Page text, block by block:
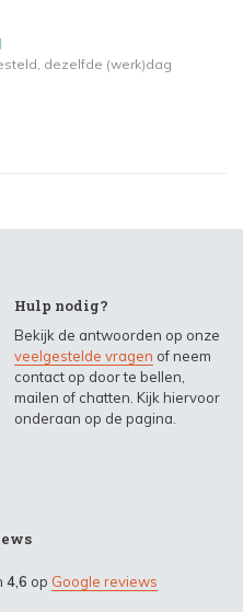
dezelfde (werk)dag
Hulp nodig?
Bekijk de antwoorden op onze
veelgestelde vragen of neem
contact op door te bellen,
mailen of chatten. Kijk hiervoor
onderaan op de pagina.
4,6 op Google reviews